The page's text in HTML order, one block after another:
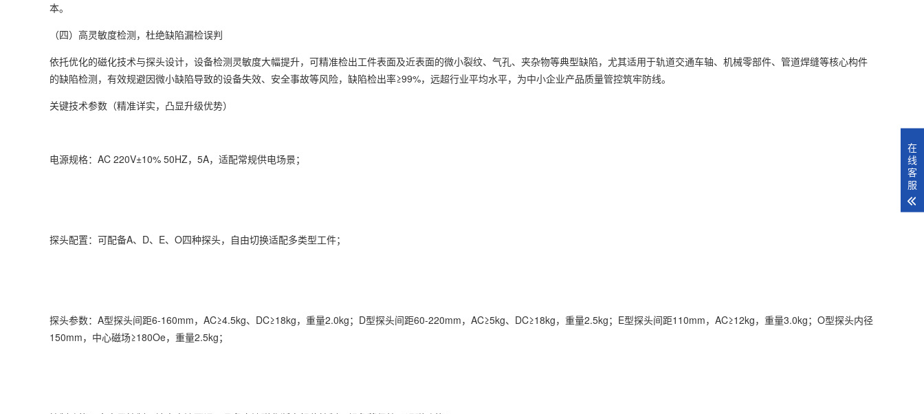
本。
（四）高灵敏度检测，杜绝缺陷漏检误判
依托优化的磁化技术与探头设计，设备检测灵敏度大幅提升，可精准检出工件表面及近表面的微小裂纹、气孔、夹杂物等典型缺陷，尤其适用于轨道交通车轴、机械零部件、管道焊缝等核心构件
的缺陷检测，有效规避因微小缺陷导致的设备失效、安全事故等风险，缺陷检出率≥99%，远超行业平均水平，为中小企业产品质量管控筑牢防线。
关键技术参数（精准详实，凸显升级优势）
电源规格：AC 220V±10% 50HZ，5A，适配常规供电场景；
探头配置：可配备A、D、E、O四种探头，自由切换适配多类型工件；
探头参数：A型探头间距6-160mm，AC≥4.5kg、DC≥18kg，重量2.0kg；D型探头间距60-220mm，AC≥5kg、DC≥18kg，重量2.5kg；E型探头间距110mm，AC≥12kg，重量3.0kg；O型探头内径
150mm，中心磁场≥180Oe，重量2.5kg；
在
线
客
服